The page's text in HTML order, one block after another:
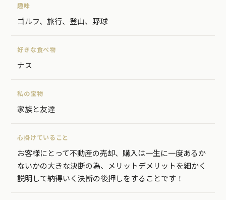
趣味
ゴルフ、旅行、登山、野球
好きな食べ物
ナス
私の宝物
家族と友達
心掛けていること
お客様にとって不動産の売却、購入は一生に一度あるか
ないかの大きな決断の為、メリットデメリットを細かく
説明して納得いく決断の後押しをすることです！